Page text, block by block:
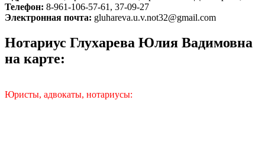
Телефон: 8-961-106-57-61, 37-09-27
Электронная почта: gluhareva.u.v.not32@gmail.com
Нотариус Глухарева Юлия Вадимовна
на карте:
Юристы, адвокаты, нотариусы: